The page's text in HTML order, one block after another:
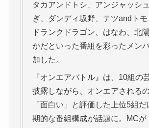
タカアンドトシ、アンジャッシ
ぎ、ダンディ坂野、テツandトモ
ドランクドラゴン、はなわ、北
かだといった番組を彩ったメン
加した。
『オンエアバトル』は、10組の
披露しながら、オンエアされる
「面白い」と評価した上位5組
期的な番組構成が話題に。MCが